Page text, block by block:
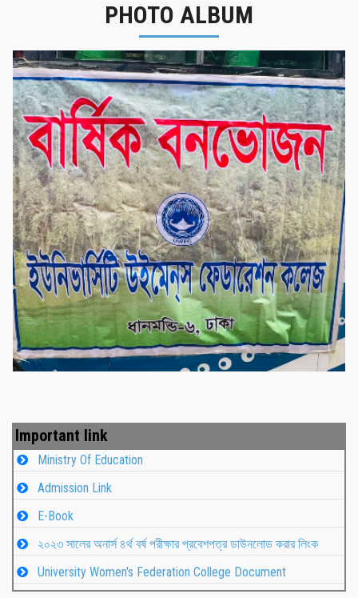
PHOTO ALBUM
বার্ষিক বনভোজন ২০২৫
Important link
Ministry Of Education
Admission Link
E-Book
২০২৩ সালের অনার্স ৪র্থ বর্ষ পরীক্ষার প্রবেশপত্র ডাউনলোড করার লিংক
University Women's Federation College Document